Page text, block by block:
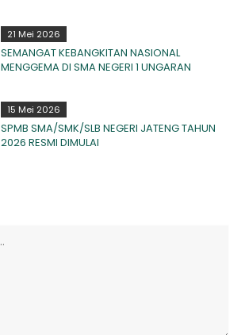
21 Mei 2026
SEMANGAT KEBANGKITAN NASIONAL
MENGGEMA DI SMA NEGERI 1 UNGARAN
15 Mei 2026
SPMB SMA/SMK/SLB NEGERI JATENG TAHUN
2026 RESMI DIMULAI